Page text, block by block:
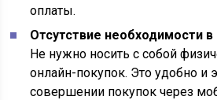
оплаты.
Отсутствие необходимости
Не нужно носить с собой
онлайн-покупок. Это удобно и
совершении покупок через